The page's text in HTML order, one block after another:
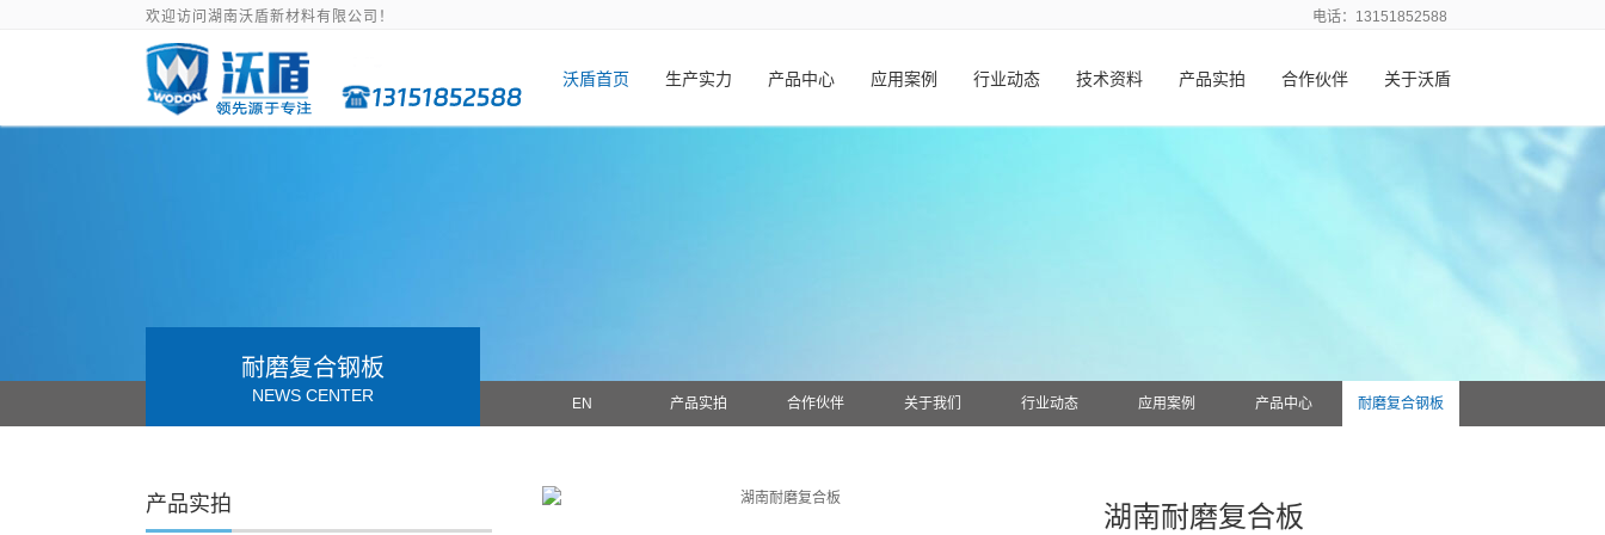
欢迎访问湖南沃盾新材料有限公司！ 电话：13151852588
沃盾首页 生产实力 产品中心 应用案例 行业动态 技术资料 产品实拍 合作伙伴 关于沃盾
耐磨复合钢板
产品中心
应用案例
行业动态
关于我们
合作伙伴
产品实拍
EN
耐磨复合钢板
NEWS CENTER
产品实拍 湖南耐磨复合板